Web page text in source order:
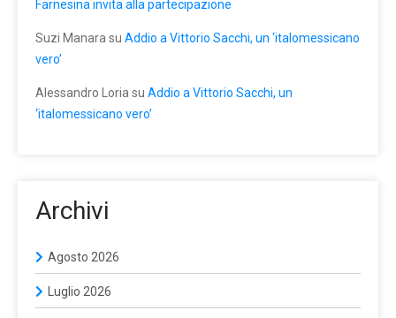
Farnesina invita alla partecipazione
Suzi Manara su Addio a Vittorio Sacchi, un ‘italomessicano
vero’
Alessandro Loria su Addio a Vittorio Sacchi, un
‘italomessicano vero’
Archivi
Agosto 2026
Luglio 2026